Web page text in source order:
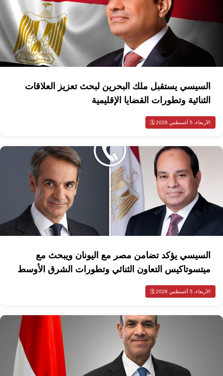
السيسي يستقبل ملك البحرين لبحث تعزيز العلاقات
الثنائية وتطورات القضايا الإقليمية
الأربعاء، 5 أغسطس 2026 🗓️
السيسي يؤكد تضامن مصر مع اليونان ويبحث مع
ميتسوتاكيس التعاون الثنائي وتطورات الشرق الأوسط
الأربعاء، 5 أغسطس 2026 🗓️